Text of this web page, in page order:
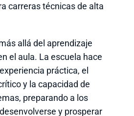
carreras técnicas de alta
allá del aprendizaje
el aula. La escuela hace
práctica, el
y la capacidad de
preparando a los
y prosperar